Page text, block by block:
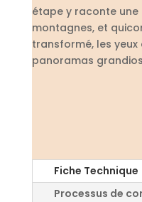
étape y raconte une
montagnes, et
transformé, les
panoramas
Fiche Technique
Processus de